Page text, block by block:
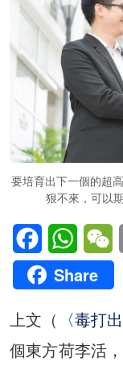
要培育出下一個的超
狠不來，可以
Facebook
Share
上文（ 〈毒打
個東方荷李活